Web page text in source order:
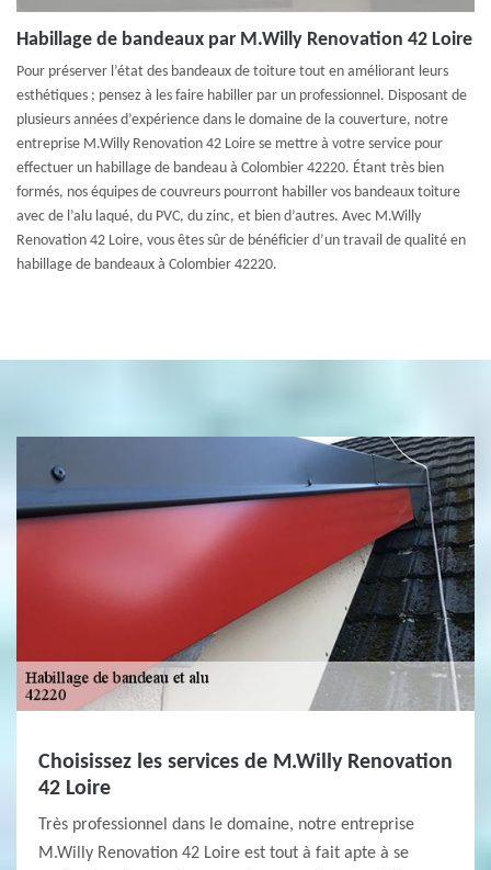
Habillage de bandeaux par M.Willy Renovation 42 Loire
Pour préserver l’état des bandeaux de toiture tout en améliorant leurs
esthétiques ; pensez à les faire habiller par un professionnel. Disposant de
plusieurs années d’expérience dans le domaine de la couverture, notre
entreprise M.Willy Renovation 42 Loire se mettre à votre service pour
effectuer un habillage de bandeau à Colombier 42220. Étant très bien
formés, nos équipes de couvreurs pourront habiller vos bandeaux toiture
avec de l’alu laqué, du PVC, du zinc, et bien d’autres. Avec M.Willy
Renovation 42 Loire, vous êtes sûr de bénéficier d’un travail de qualité en
habillage de bandeaux à Colombier 42220.
Choisissez les services de M.Willy Renovation
42 Loire
Très professionnel dans le domaine, notre entreprise
M.Willy Renovation 42 Loire est tout à fait apte à se